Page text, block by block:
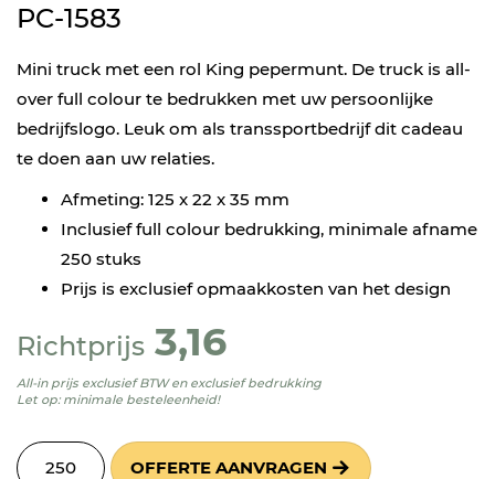
PC-1583
Mini truck met een rol King pepermunt. De truck is all-
over full colour te bedrukken met uw persoonlijke
bedrijfslogo. Leuk om als transsportbedrijf dit cadeau
te doen aan uw relaties.
Afmeting: 125 x 22 x 35 mm
Inclusief full colour bedrukking, minimale afname
250 stuks
Prijs is exclusief opmaakkosten van het design
Richtprijs 3,16
All-in prijs exclusief BTW en exclusief bedrukking
Let op: minimale besteleenheid!
OFFERTE AANVRAGEN